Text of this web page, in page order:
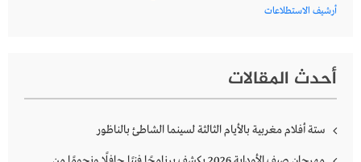
أرشيف الاستطلاعات
أحدث المقالات
ستة أفلام مغربية بالأيام الثالثة لسينما الشاطئ بالناظور